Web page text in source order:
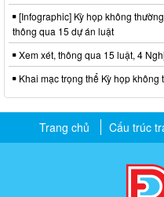
[Infographic] Kỳ họp không
thông qua 15 dự án luật
Xem xét, thông qua 15 luật, 4
Khai mạc trọng thể Kỳ họp
Trang chủ Cấu trúc